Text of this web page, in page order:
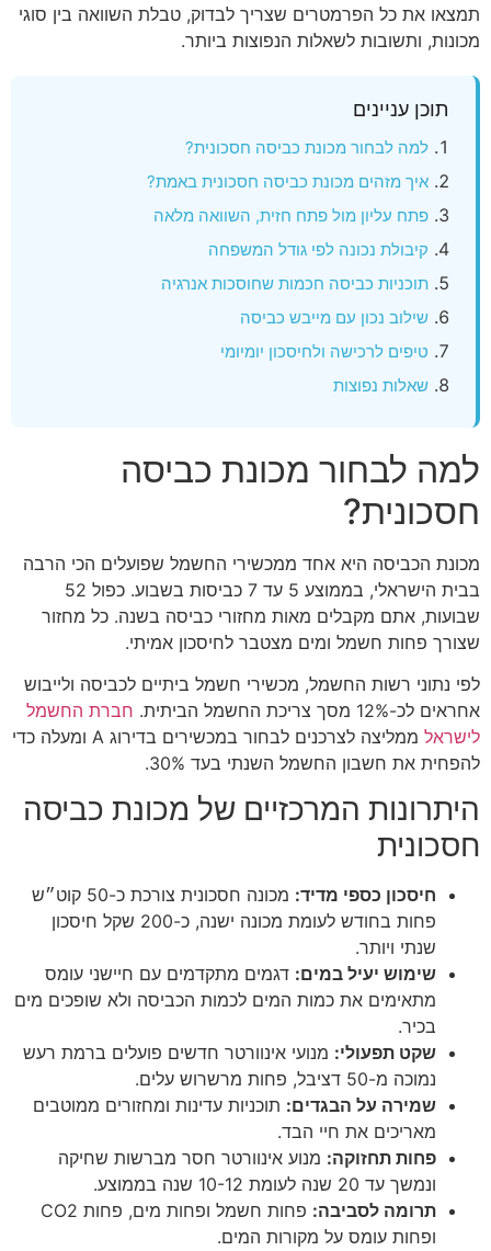
תמצאו את כל הפרמטרים שצריך לבדוק, טבלת השוואה בין סוגי
מכונות, ותשובות לשאלות הנפוצות ביותר.
תוכן עניינים
למה לבחור מכונת כביסה חסכונית?
איך מזהים מכונת כביסה חסכונית באמת?
פתח עליון מול פתח חזית, השוואה מלאה
קיבולת נכונה לפי גודל המשפחה
תוכניות כביסה חכמות שחוסכות אנרגיה
שילוב נכון עם מייבש כביסה
טיפים לרכישה ולחיסכון יומיומי
שאלות נפוצות
למה לבחור מכונת כביסה
חסכונית?
מכונת הכביסה היא אחד ממכשירי החשמל שפועלים הכי הרבה
בבית הישראלי, בממוצע 5 עד 7 כביסות בשבוע. כפול 52
שבועות, אתם מקבלים מאות מחזורי כביסה בשנה. כל מחזור
שצורך פחות חשמל ומים מצטבר לחיסכון אמיתי.
לפי נתוני רשות החשמל, מכשירי חשמל ביתיים לכביסה ולייבוש
אחראים לכ-12% מסך צריכת החשמל הביתית.
חברת החשמל
לישראל
ממליצה לצרכנים לבחור במכשירים בדירוג A ומעלה כדי
להפחית את חשבון החשמל השנתי בעד 30%.
היתרונות המרכזיים של מכונת כביסה
חסכונית
חיסכון כספי מדיד:
מכונה חסכונית צורכת כ-50 קוט״ש
פחות בחודש לעומת מכונה ישנה, כ-200 שקל חיסכון
שנתי ויותר.
שימוש יעיל במים: דגמים מתקדמים עם חיישני עומס
מתאימים את כמות המים לכמות הכביסה ולא שופכים מים
בכיר.
שקט תפעולי: מנועי אינוורטר חדשים פועלים ברמת רעש
נמוכה מ-50 דציבל, פחות מרשרוש עלים.
שמירה על הבגדים: תוכניות עדינות ומחזורים ממוטבים
מאריכים את חיי הבד.
פחות תחזוקה: מנוע אינוורטר חסר מברשות שחיקה
ונמשך עד 20 שנה לעומת 10-12 שנה בממוצע.
תרומה לסביבה:
פחות חשמל ופחות מים, פחות CO2
ופחות עומס על מקורות המים.